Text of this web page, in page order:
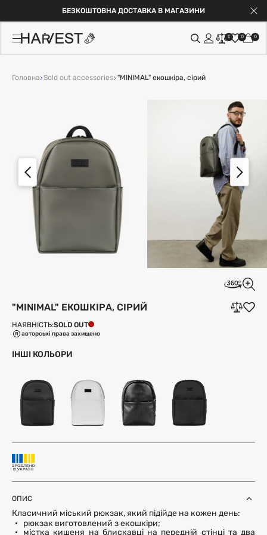
БЕЗКОШТОВНА ДОСТАВКА В МАГАЗИНИ
0 0 0
Головна Sold out accessories "MINIMAL" екошкіра, сірий
"MINIMAL" ЕКОШКІРА, СІРИЙ
НАЯВНІСТЬ:SOLD OUT
авторські права захищено
ІНШІ КОЛЬОРИ
ОПИС
Класичний міський рюкзак, який підійде на кожен день:
рюкзак виготовлений з екошкіри;